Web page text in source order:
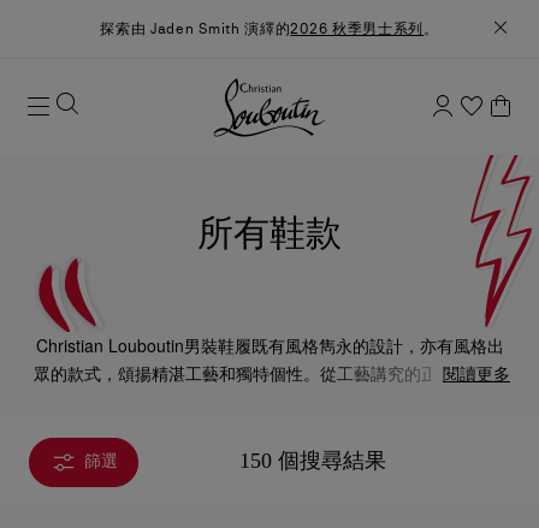
探索由 Jaden Smith 演繹的2026 秋季男士系列 。
所有鞋款
Christian Louboutin男裝鞋履既有風格雋永的設計，亦有風格出
眾的款式，頌揚精湛工藝和獨特個性。從工藝講究的正裝皮鞋、
閱讀更多
篩選 150 個搜尋結果